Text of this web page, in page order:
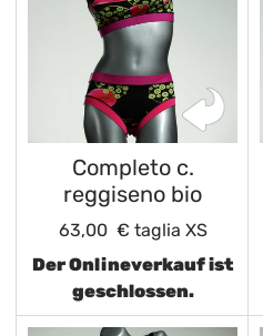
Completo c.
reggiseno bio
63,00 € taglia XS
Der Onlineverkauf ist
geschlossen.